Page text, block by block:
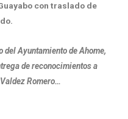
con traslado de
del Ayuntamiento de Ahome,
de reconocimientos a
Romero…